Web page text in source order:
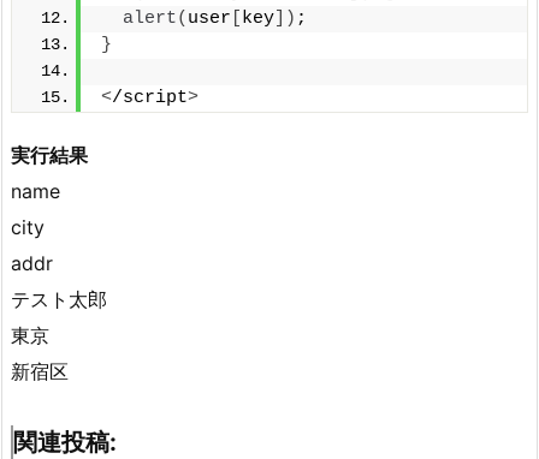
alert( user key ]) ;
}
</script>
実行結果
name
city
addr
テスト太郎
東京
新宿区
関連投稿: